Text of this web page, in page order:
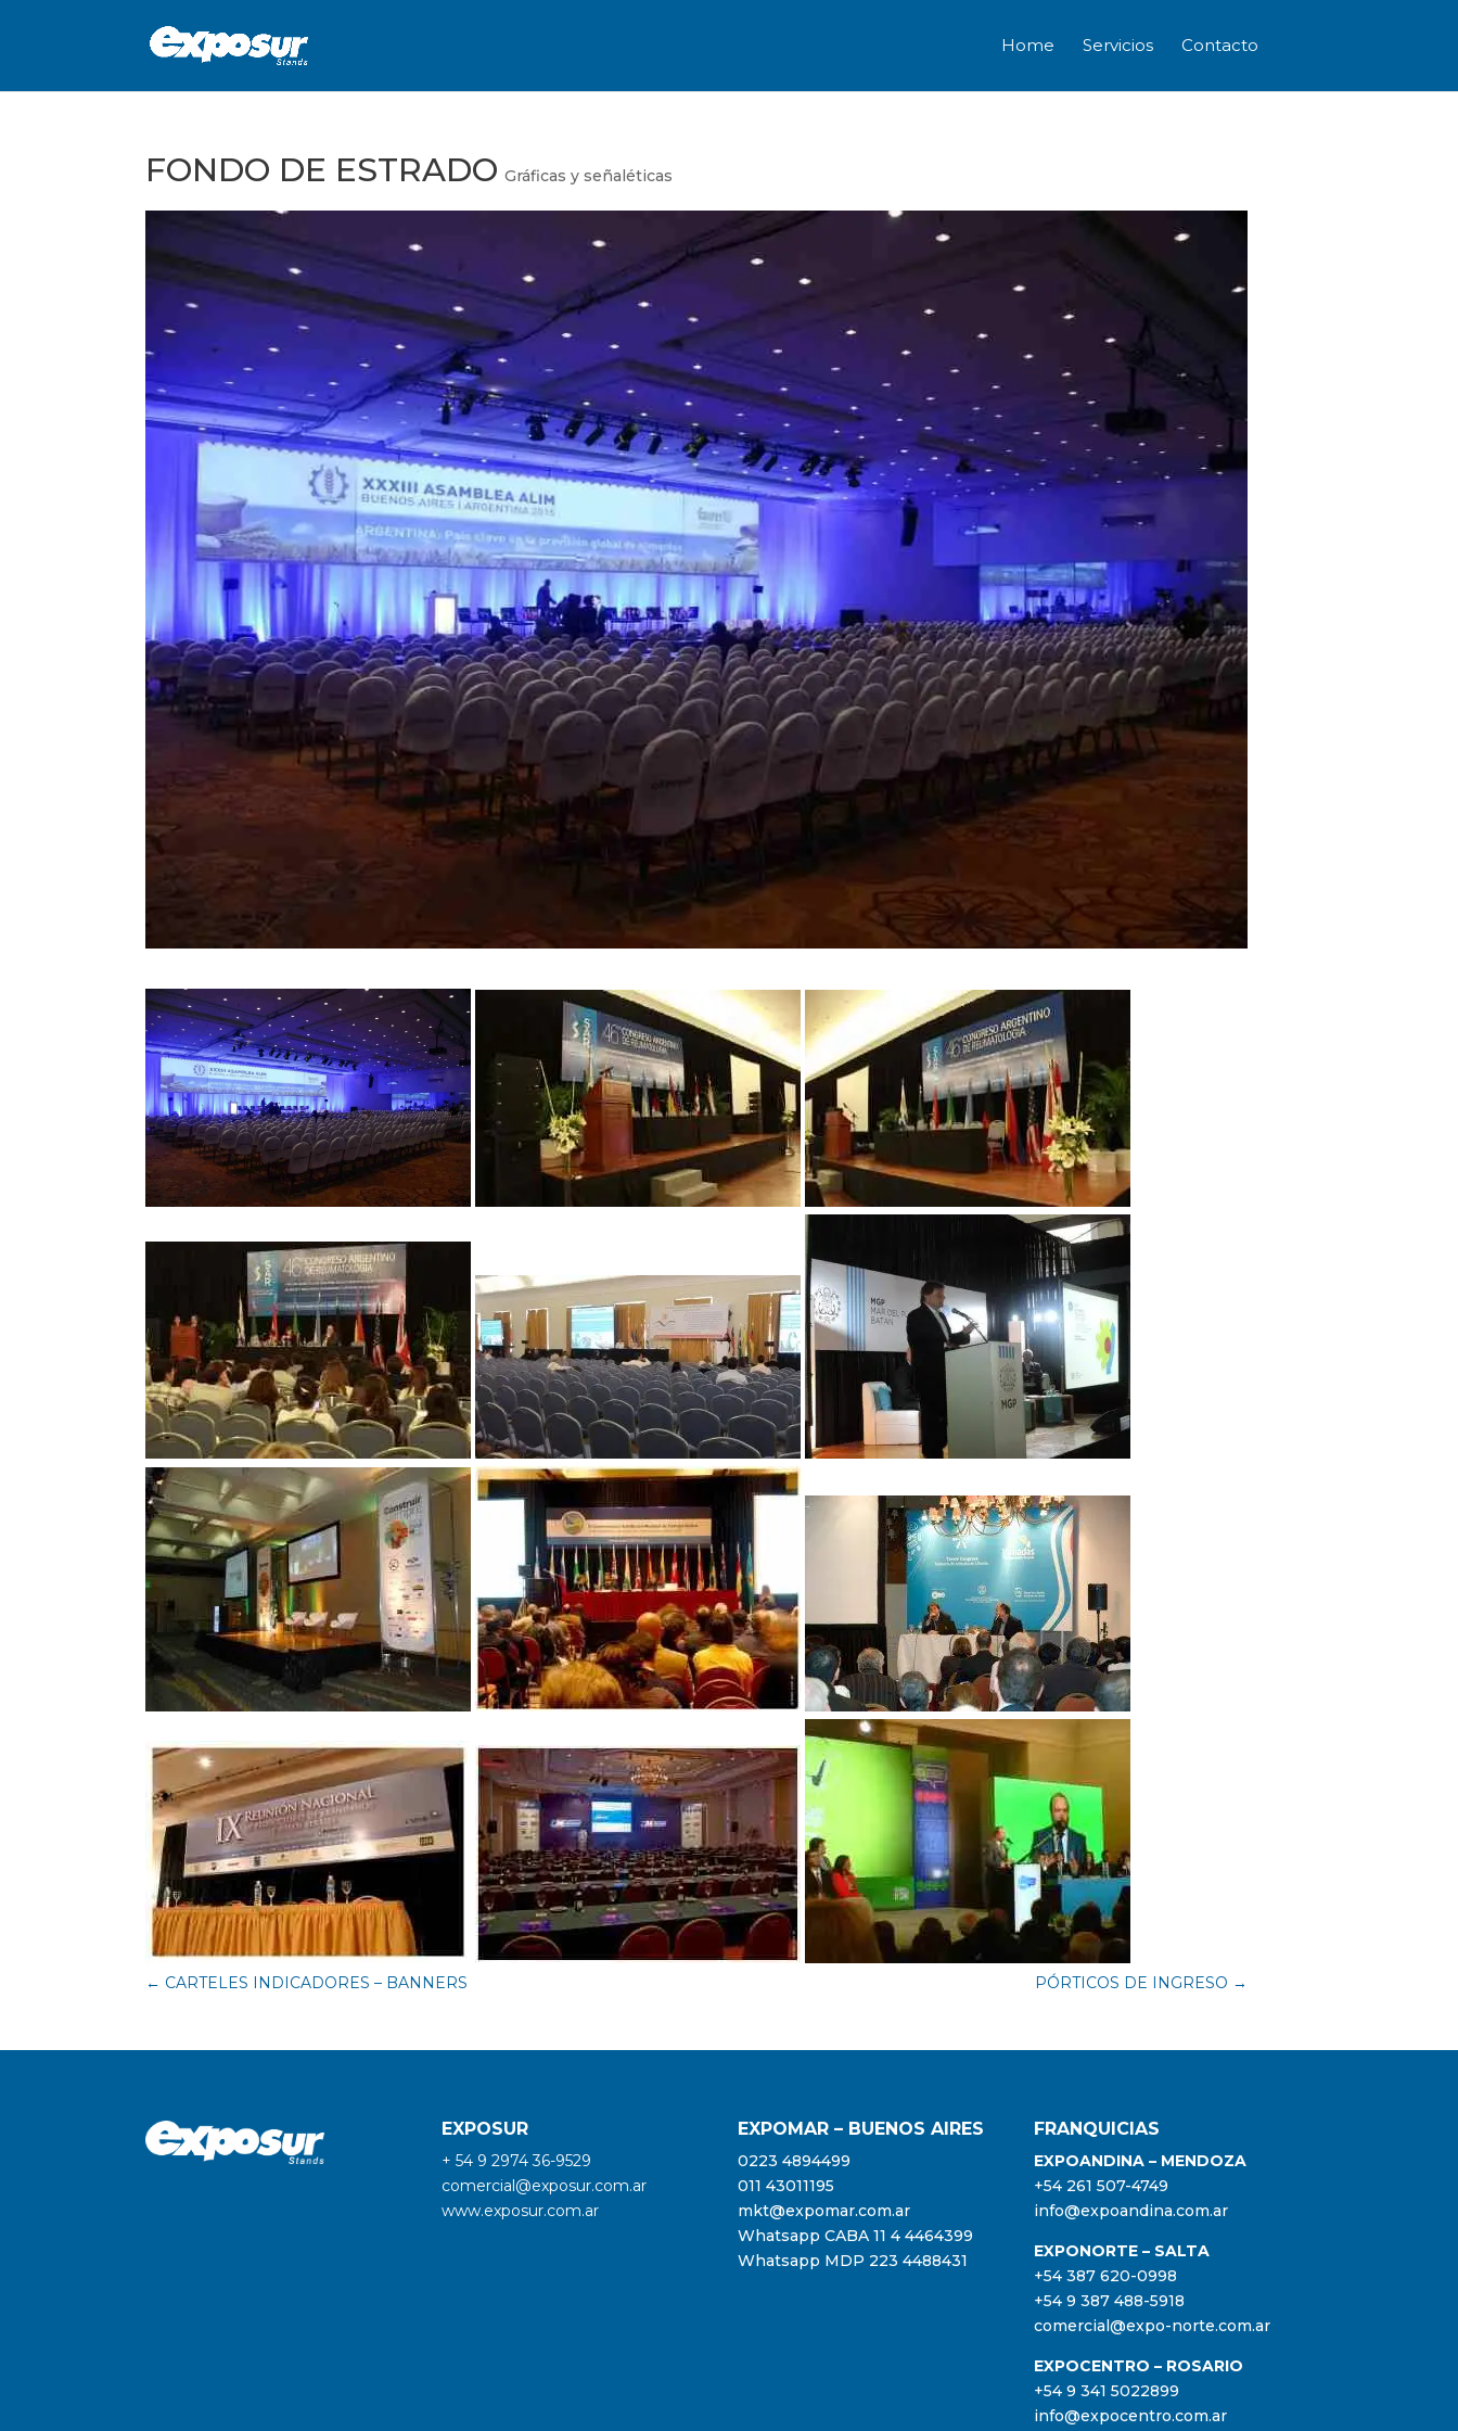
Home Servicios Contacto
FONDO DE ESTRADO Gráficas y señaléticas
← CARTELES INDICADORES – BANNERS PÓRTICOS DE INGRESO →
EXPOSUR
+ 54 9 2974 36-9529
comercial@exposur.com.ar
www.exposur.com.ar
EXPOMAR – BUENOS AIRES
0223 4894499
011 43011195
mkt@expomar.com.ar
Whatsapp CABA 11 4 4464399
Whatsapp MDP 223 4488431
FRANQUICIAS
EXPOANDINA – MENDOZA
+54 261 507-4749
info@expoandina.com.ar
EXPONORTE – SALTA
+54 387 620-0998
+54 9 387 488-5918
comercial@expo-norte.com.ar
EXPOCENTRO – ROSARIO
+54 9 341 5022899
info@expocentro.com.ar